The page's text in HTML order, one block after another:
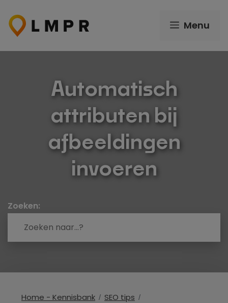
naar
inhoud
Menu
Automatisch
attributen bij
afbeeldingen
invoeren
Zoeken:
Home - Kennisbank
SEO tips